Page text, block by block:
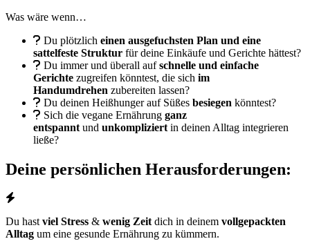
Was wäre wenn…
Du plötzlich einen ausgefuchsten Plan und eine
sattelfeste Struktur für deine Einkäufe und Gerichte hättest?⁣⁣⁣⁣
Du immer und überall aufschnelle und einfache
Gerichte zugreifen könntest, die sich im
Handumdrehen zubereiten lassen?
Du deinen Heißhunger auf Süßes besiegen könntest?
Sich die vegane Ernährung ganz
entspannt und unkompliziert in deinen Alltag integrieren
ließe?
Deine persönlichen Herausforderungen:
Du hastviel Stress & wenig Zeitdich in deinem vollgepackten
Alltag um eine gesunde Ernährung zu kümmern.